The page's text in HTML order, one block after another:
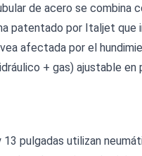
de acero se combina
patentado por Italjet que
afectada por el
+ gas) ajustable
13 pulgadas utilizan